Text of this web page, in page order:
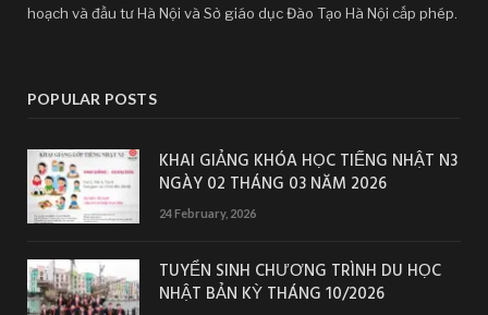
hoạch và đầu tư Hà Nội và Sở giáo dục Đào Tạo Hà Nội cấp phép.
POPULAR POSTS
KHAI GIẢNG KHÓA HỌC TIẾNG NHẬT N3
NGÀY 02 THÁNG 03 NĂM 2026
24 February, 2026
TUYỂN SINH CHƯƠNG TRÌNH DU HỌC
NHẬT BẢN KỲ THÁNG 10/2026